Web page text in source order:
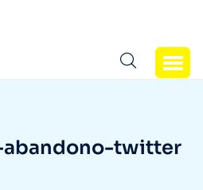
twitter